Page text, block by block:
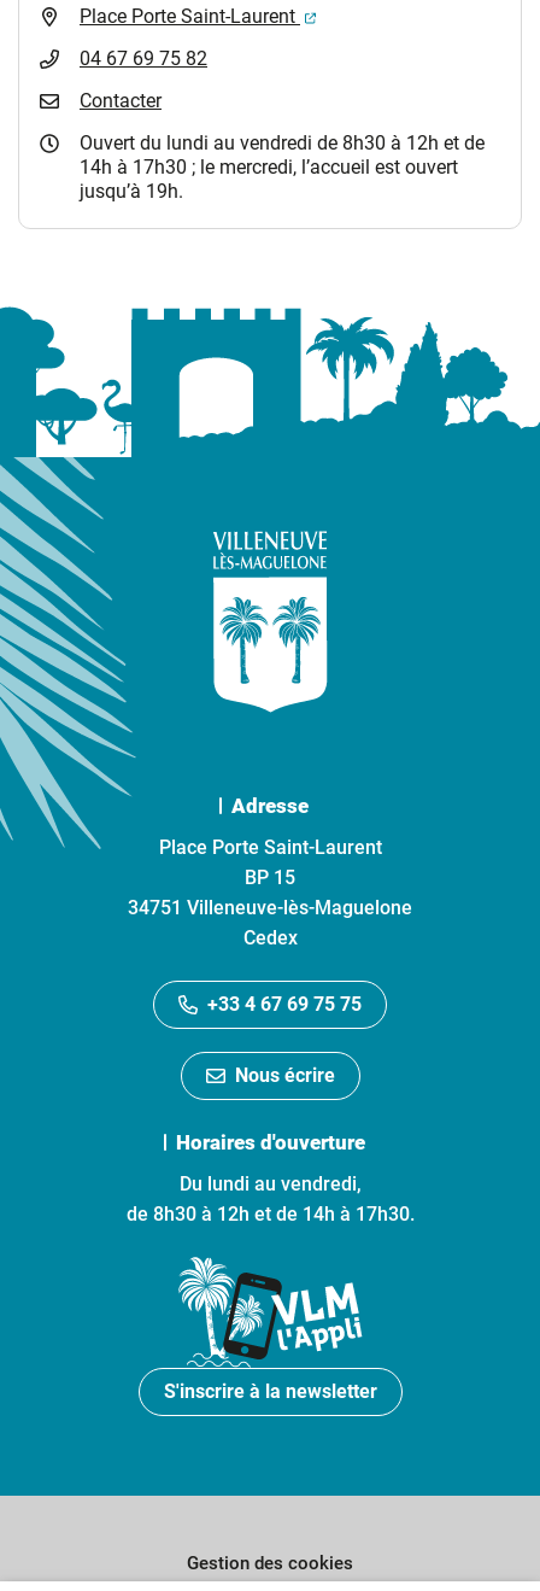
Place Porte Saint-Laurent
(ouverture dans un
04 67 69 75 82
Contacter
Ouvert du lundi au vendredi de 8h30 à 12h et de
14h à 17h30 ; le mercredi, l’accueil est ouvert
jusqu’à 19h.
Adresse
Place Porte Saint-Laurent
BP 15
34751 Villeneuve-lès-Maguelone
Cedex
+33 4 67 69 75 75
Nous écrire
Horaires d'ouverture
Du lundi au vendredi,
de 8h30 à 12h et de 14h à 17h30.
S'inscrire à la newsletter
Gestion des cookies